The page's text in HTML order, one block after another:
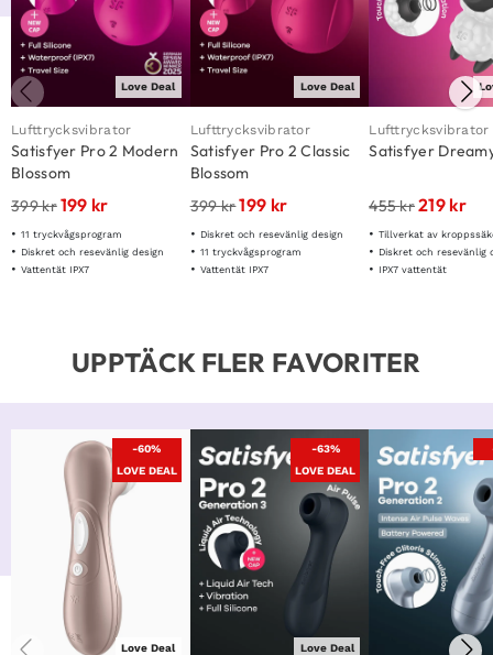
Love Deal
Lufttrycksvibrator
Satisfyer Pro 2 Modern
Blossom
399kr199 kr
11 tryckvågsprogram
Diskret och resevänlig design
Vattentät IPX7
Love Deal
Lufttrycksvibrator
Satisfyer Pro 2 Classic
Blossom
399kr199 kr
Diskret och resevänlig design
11 tryckvågsprogram
Vattentät IPX7
Lufttrycksvibrator
Satisfyer
455kr219 kr
Tillverkat av
Diskret och resevänlig
IPX7 vattentät
UPPTÄCK FLER FAVORITER
-60%
LOVE DEAL
Love Deal
-63%
LOVE DEAL
Love Deal